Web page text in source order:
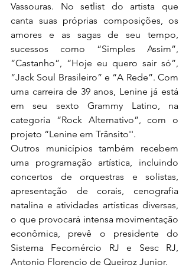
Vassouras. No setlist do artista que
canta suas próprias composições, os
amores e as sagas de seu tempo,
sucessos como “Simples Assim”,
“Castanho”, “Hoje eu quero sair só”,
“Jack Soul Brasileiro” e “A Rede”. Com
uma carreira de 39 anos, Lenine já está
em seu sexto Grammy Latino, na
categoria “Rock Alternativo”, com o
projeto “Lenine em Trânsito''.
Outros municípios também recebem
uma programação artística, incluindo
concertos de orquestras e solistas,
apresentação de corais, cenografia
natalina e atividades artísticas diversas,
o que provocará intensa movimentação
econômica, prevê o presidente do
Sistema Fecomércio RJ e Sesc RJ,
Antonio Florencio de Queiroz Junior.